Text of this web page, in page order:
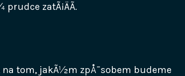
zatÃ¡ÄÃ­.
na tom, jakÃ½m zpÅ¯sobem budeme